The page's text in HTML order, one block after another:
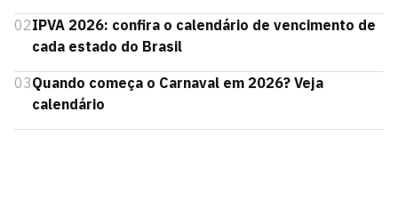
02IPVA 2026: confira o calendário de vencimento de
cada estado do Brasil
03Quando começa o Carnaval em 2026? Veja
calendário